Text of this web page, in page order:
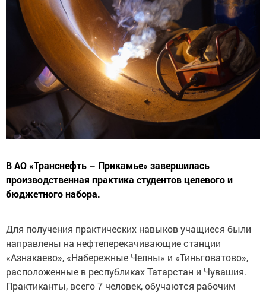
В АО «Транснефть – Прикамье» завершилась
производственная практика студентов целевого и
бюджетного набора.
Для получения практических навыков учащиеся были
направлены на нефтеперекачивающие станции
«Азнакаево», «Набережные Челны» и «Тиньговатово»,
расположенные в республиках Татарстан и Чувашия.
Практиканты, всего 7 человек, обучаются рабочим